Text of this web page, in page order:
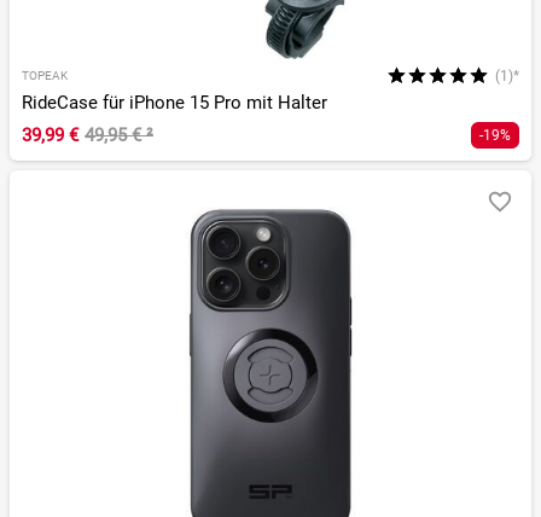
TOPEAK (1)*
RideCase für iPhone 15 Pro mit Halter
39,99 € 49,95 €² -19%